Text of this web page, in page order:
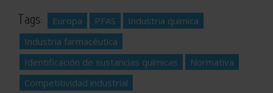
Tags: Europa PFAS
Industria química
Industria farmacéutica
Identificación de sustancias químicas
Normativa
Competitividad industrial